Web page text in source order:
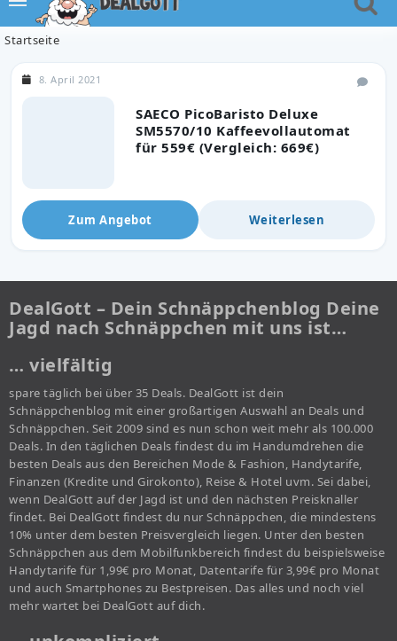
Startseite
SAECO PicoBaristo Deluxe
SM5570/10 Kaffeevollautomat
für 559€ (Vergleich: 669€)
8. April 2021
Zum Angebot Weiterlesen
DealGott – Dein Schnäppchenblog Deine
Jagd nach Schnäppchen mit uns ist…
… vielfältig
spare täglich bei über 35 Deals. DealGott ist dein
Schnäppchenblog mit einer großartigen Auswahl an Deals und
Schnäppchen. Seit 2009 sind es nun schon weit mehr als 100.000
Deals. In den täglichen Deals findest du im Handumdrehen die
besten Deals aus den Bereichen Mode & Fashion, Handytarife,
Finanzen (Kredite und Girokonto), Reise & Hotel uvm. Sei dabei,
wenn DealGott auf der Jagd ist und den nächsten Preisknaller
findet. Bei DealGott findest du nur Schnäppchen, die mindestens
10% unter dem besten Preisvergleich liegen. Unter den besten
Schnäppchen aus dem Mobilfunkbereich findest du beispielsweise
Handytarife für 1,99€ pro Monat, Datentarife für 3,99€ pro Monat
und auch Smartphones zu Bestpreisen. Das alles und noch viel
mehr wartet bei DealGott auf dich.